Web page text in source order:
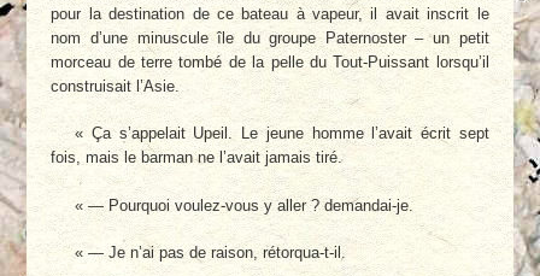
pour la destination de ce bateau à vapeur, il avait inscrit le
nom d’une minuscule île du groupe Paternoster – un petit
morceau de terre tombé de la pelle du Tout-Puissant lorsqu’il
construisait l’Asie.
« Ça s’appelait Upeil. Le jeune homme l’avait écrit sept
fois, mais le barman ne l’avait jamais tiré.
« — Pourquoi voulez-vous y aller ? demandai-je.
« — Je n’ai pas de raison, rétorqua-t-il.